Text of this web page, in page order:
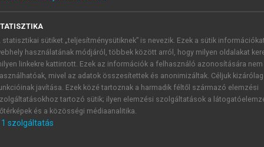
(SZERK.)
és propedeutika
gyógyszerformák
statisztikai sütiket „teljesítménysütiknek” is nevezik. Ezek a sütik
használatának módjáról, többek között arról, hogy milyen oldalakat
linkekre kattintott. Ezek az információk a felhasználó azonosítására nem
mivel az adatok összesítettek és anonimizáltak. Céljuk kizárólag
javítása. Ezek közé tartoznak a harmadik féltől származó elemzési
tartozó sütik; ilyen elemzési szolgáltatások a
és a közösségi médiaanalitika.
1 szolgáltatás